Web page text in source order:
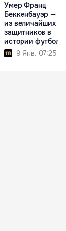
Умер Франц
Беккенбауэр —
из величайших
защитников в
истории футбола
9 Янв. 07:25